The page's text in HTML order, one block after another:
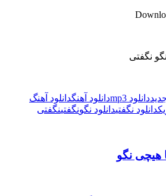
نگفتی
دانلود mp3 دانلود آهنگدانلود آهنگ
دانلود نگفتیدانلود نگونگفتینگفتی
هیچی نگو